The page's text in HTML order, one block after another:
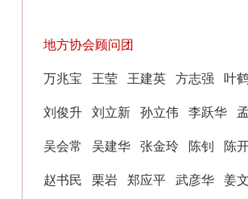
地方协会顾问团
万兆宝 王莹 王建英 方志强 叶
刘俊升 刘立新 孙立伟 李跃华
吴会常 吴建华 张金玲 陈钊 陈
赵书民 栗岩 郑应平 武彦华 姜